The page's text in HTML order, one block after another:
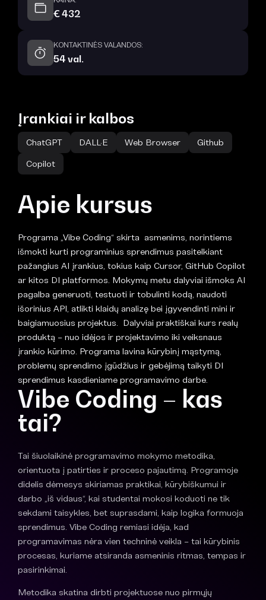
€ 432
KONTAKTINĖS VALANDOS:
54 val.
Įrankiai ir kalbos
ChatGPT DALL·E Web Browser
Github
Copilot
Apie kursus
Programa „Vibe Coding“ skirta asmenims, norintiems
išmokti kurti programinius sprendimus pasitelkiant
pažangius AI įrankius, tokius kaip Cursor, GitHub Copilot
ar kitos DI platformos. Mokymų metu dalyviai išmoks AI
pagalba generuoti, testuoti ir tobulinti kodą, naudoti
išorinius API, atlikti klaidų analizę bei įgyvendinti mini ir
baigiamuosius projektus. Dalyviai praktiškai kurs realų
produktą – nuo idėjos ir projektavimo iki veiksnaus
įrankio kūrimo. Programa lavina kūrybinį mąstymą,
problemų sprendimo įgūdžius ir gebėjimą taikyti DI
sprendimus kasdieniame programavimo darbe.
Vibe Coding – kas
tai?
Tai šiuolaikinė programavimo mokymo metodika,
orientuota į patirties ir proceso pajautimą. Programoje
didelis dėmesys skiriamas praktikai, kūrybiškumui ir
darbo „iš vidaus“, kai studentai mokosi koduoti ne tik
sekdami taisykles, bet suprasdami, kaip logika formuoja
sprendimus. Vibe Coding remiasi idėja, kad
programavimas nėra vien techninė veikla – tai kūrybinis
procesas, kuriame atsiranda asmeninis ritmas, tempas ir
pasirinkimai.
Metodika skatina dirbti projektuose nuo pirmųjų